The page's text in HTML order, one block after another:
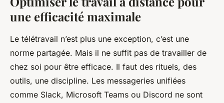
une efficacité maximale
Le télétravail n’est plus une exception, c’est une
norme partagée. Mais il ne suffit pas de travailler de
chez soi pour être efficace. Il faut des rituels, des
outils, une discipline. Les messageries unifiées
comme Slack, Microsoft Teams ou Discord ne sont